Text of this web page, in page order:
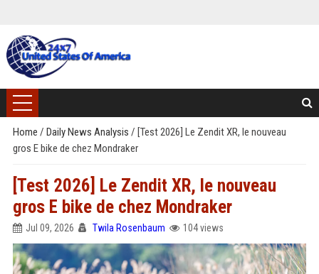
Home / Daily News Analysis / [Test 2026] Le Zendit XR, le nouveau
gros E bike de chez Mondraker
[Test 2026] Le Zendit XR, le nouveau
gros E bike de chez Mondraker
Jul 09, 2026 Twila Rosenbaum 104 views